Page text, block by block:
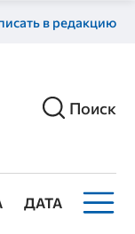
в редакцию
Поиск
ДАТА